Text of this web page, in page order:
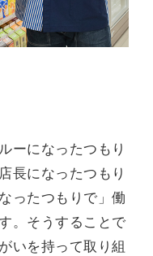
ーになったつもり
長になったつもり
ったつもりで」働
。そうすることで
いを持って取り組